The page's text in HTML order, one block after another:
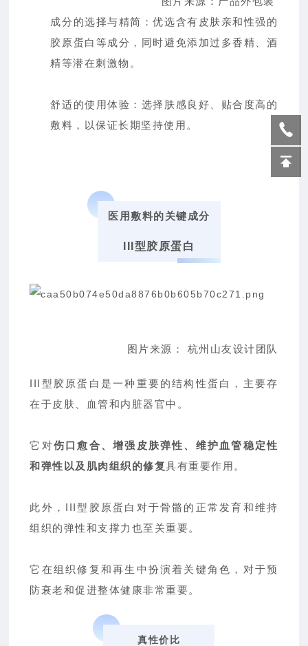
成分的选择与精简：优选含有皮肤亲和性强的
胶原蛋白等成分，同时避免添加过多香精、酒
精等潜在刺激物。
舒适的使用体验：选择肤感良好、贴合度高的
敷料，以保证长期坚持使用。
医用敷料的关键成分
III型胶原蛋白
图片来源： 杭州山友设计团队
III型胶原蛋白是一种重要的结构性蛋白，主要存
在于皮肤、血管和内脏器官中。
它对伤口愈合、增强皮肤弹性、维护血管稳定性
和弹性以及肌肉组织的修复具有重要作用。
此外，III型胶原蛋白对于骨骼的正常发育和维持
组织的弹性和支撑力也至关重要。
它在组织修复和再生中扮演着关键角色，对于预
防衰老和促进整体健康非常重要。
真性价比